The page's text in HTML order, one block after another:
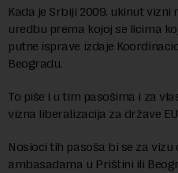
Kada je Srbiji 2009. ukinut
uredbu prema kojoj se licima
putne isprave izdaje
Beogradu.
To piše i u tim pasošima i za
vizna liberalizacija za države
Nosioci tih pasoša bi se za
ambasadama u Prištini ili